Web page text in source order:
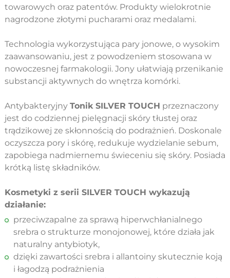
towarowych oraz patentów. Produkty wielokrotnie
nagrodzone złotymi pucharami oraz medalami.
Technologia wykorzystująca pary jonowe, o wysokim
zaawansowaniu, jest z powodzeniem stosowana w
nowoczesnej farmakologii. Jony ułatwiają przenikanie
substancji aktywnych do wnętrza komórki.
Antybakteryjny Tonik SILVER TOUCH przeznaczony
jest do codziennej pielęgnacji skóry tłustej oraz
trądzikowej ze skłonnością do podrażnień. Doskonale
oczyszcza pory i skórę, redukuje wydzielanie sebum,
zapobiega nadmiernemu świeceniu się skóry. Posiada
krótką listę składników.
Kosmetyki z serii SILVER TOUCH wykazują
działanie:
przeciwzapalne za sprawą hiperwchłanialnego
srebra o strukturze monojonowej, które działa jak
naturalny antybiotyk,
dzięki zawartości srebra i allantoiny skutecznie koją
i łagodzą podrażnienia